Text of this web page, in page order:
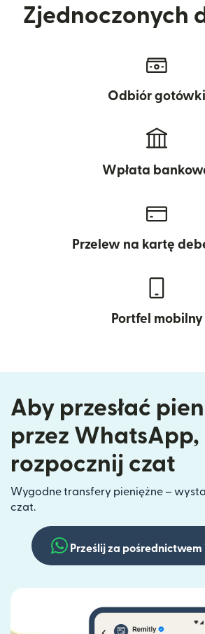
Zjednoczonych
Odbiór gotówki
Wpłata
Przelew na kartę
Portfel mobilny
Aby przesłać
przez WhatsApp,
rozpocznij czat
Wygodne transfery pieniężne –
czat.
Prześlij za